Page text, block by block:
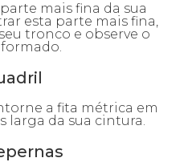
mais fina da sua
esta parte mais fina,
tronco e observe o
a fita métrica em
larga da sua cintura.